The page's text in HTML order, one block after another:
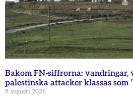
Bakom FN-siffrorna: vandringar,
palestinska attacker klassas som
9 augusti 2026